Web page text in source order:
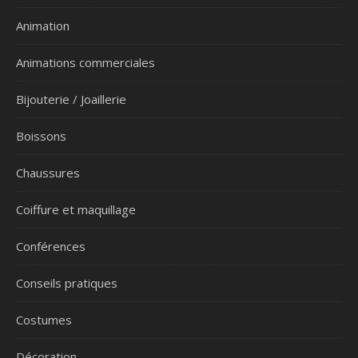
Animation
Animations commerciales
Bijouterie / Joaillerie
Boissons
Chaussures
Coiffure et maquillage
Conférences
Conseils pratiques
Costumes